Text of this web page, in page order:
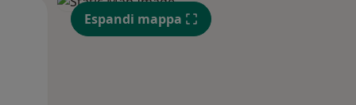
Mer, Gio,
13 Ago
Espandi mappa